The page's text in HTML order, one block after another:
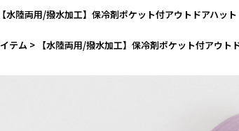
【水陸両用/撥水加工】保冷剤ポケット付アウトドアハット
テム > 【水陸両用/撥水加工】保冷剤ポケット付アウト